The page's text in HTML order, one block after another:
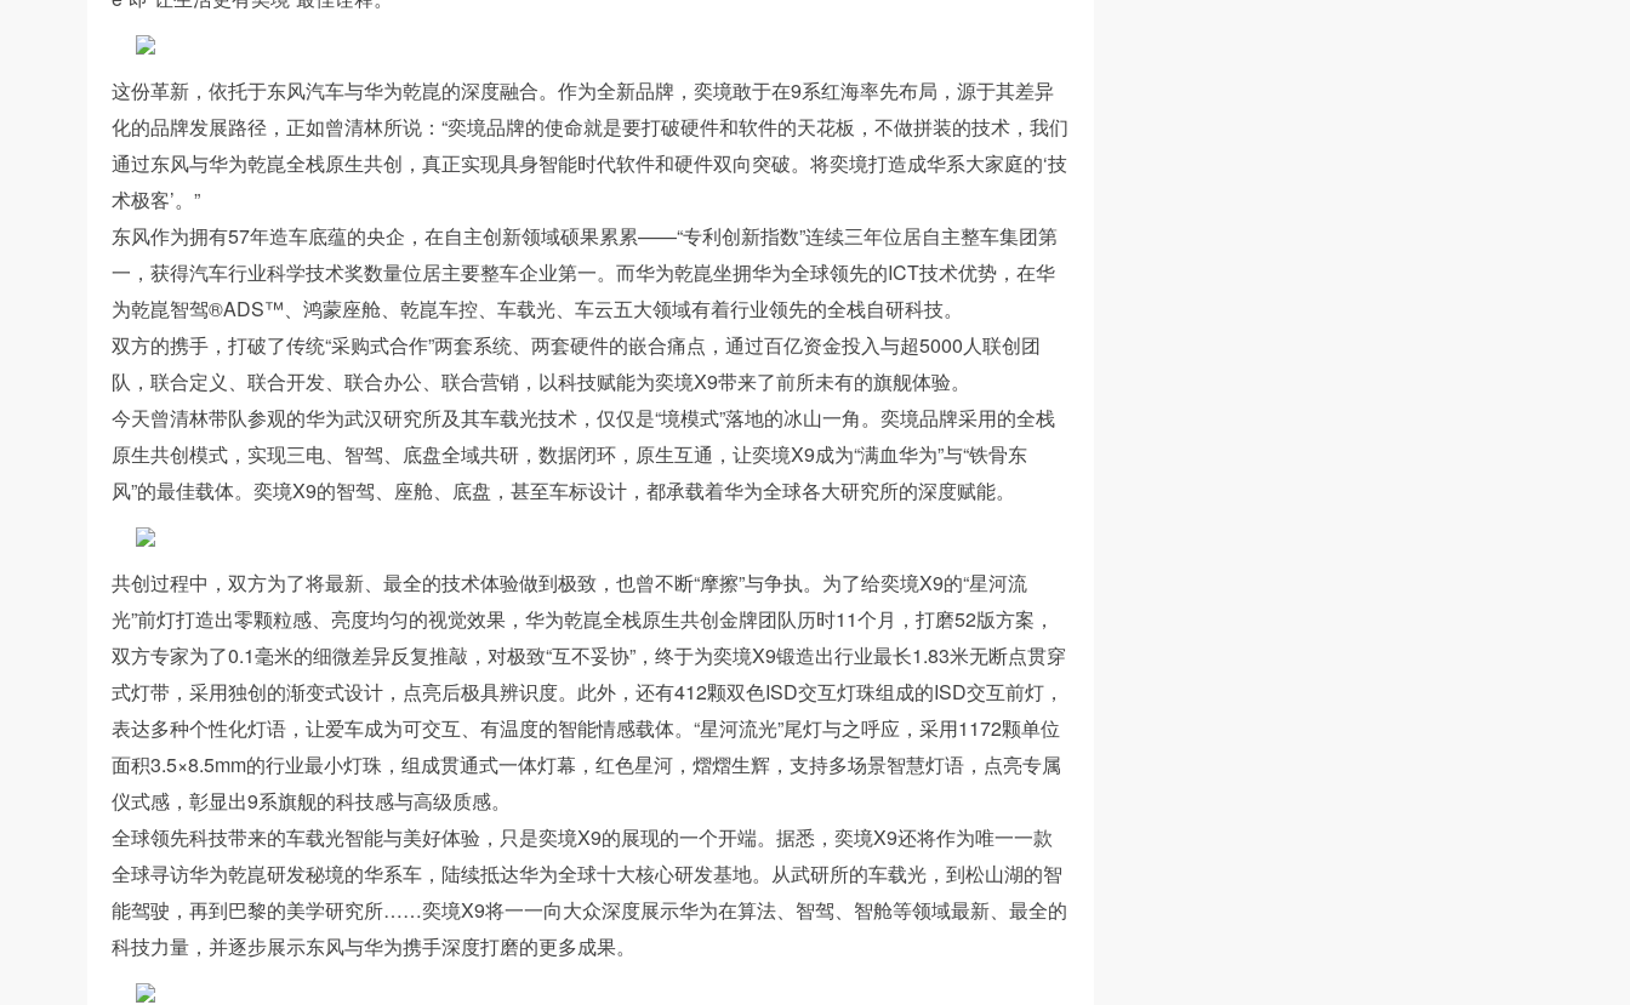
这份革新，依托于东风汽车与华为乾崑的深度融合。作为全新品牌，奕境敢于在9系红海率先布局，源于其差异
化的品牌发展路径，正如曾清林所说：“奕境品牌的使命就是要打破硬件和软件的天花板，不做拼装的技术，我们
通过东风与华为乾崑全栈原生共创，真正实现具身智能时代软件和硬件双向突破。将奕境打造成华系大家庭的‘技
术极客’。”
东风作为拥有57年造车底蕴的央企，在自主创新领域硕果累累——“专利创新指数”连续三年位居自主整车集团第
一，获得汽车行业科学技术奖数量位居主要整车企业第一。而华为乾崑坐拥华为全球领先的ICT技术优势，在华
为乾崑智驾®ADS™、鸿蒙座舱、乾崑车控、车载光、车云五大领域有着行业领先的全栈自研科技。
双方的携手，打破了传统“采购式合作”两套系统、两套硬件的嵌合痛点，通过百亿资金投入与超5000人联创团
队，联合定义、联合开发、联合办公、联合营销，以科技赋能为奕境X9带来了前所未有的旗舰体验。
今天曾清林带队参观的华为武汉研究所及其车载光技术，仅仅是“境模式”落地的冰山一角。奕境品牌采用的全栈
原生共创模式，实现三电、智驾、底盘全域共研，数据闭环，原生互通，让奕境X9成为“满血华为”与“铁骨东
风”的最佳载体。奕境X9的智驾、座舱、底盘，甚至车标设计，都承载着华为全球各大研究所的深度赋能。
共创过程中，双方为了将最新、最全的技术体验做到极致，也曾不断“摩擦”与争执。为了给奕境X9的“星河流
光”前灯打造出零颗粒感、亮度均匀的视觉效果，华为乾崑全栈原生共创金牌团队历时11个月，打磨52版方案，
双方专家为了0.1毫米的细微差异反复推敲，对极致“互不妥协”，终于为奕境X9锻造出行业最长1.83米无断点贯穿
式灯带，采用独创的渐变式设计，点亮后极具辨识度。此外，还有412颗双色ISD交互灯珠组成的ISD交互前灯，
表达多种个性化灯语，让爱车成为可交互、有温度的智能情感载体。“星河流光”尾灯与之呼应，采用1172颗单位
面积3.5×8.5mm的行业最小灯珠，组成贯通式一体灯幕，红色星河，熠熠生辉，支持多场景智慧灯语，点亮专属
仪式感，彰显出9系旗舰的科技感与高级质感。
全球领先科技带来的车载光智能与美好体验，只是奕境X9的展现的一个开端。据悉，奕境X9还将作为唯一一款
全球寻访华为乾崑研发秘境的华系车，陆续抵达华为全球十大核心研发基地。从武研所的车载光，到松山湖的智
能驾驶，再到巴黎的美学研究所……奕境X9将一一向大众深度展示华为在算法、智驾、智舱等领域最新、最全的
科技力量，并逐步展示东风与华为携手深度打磨的更多成果。